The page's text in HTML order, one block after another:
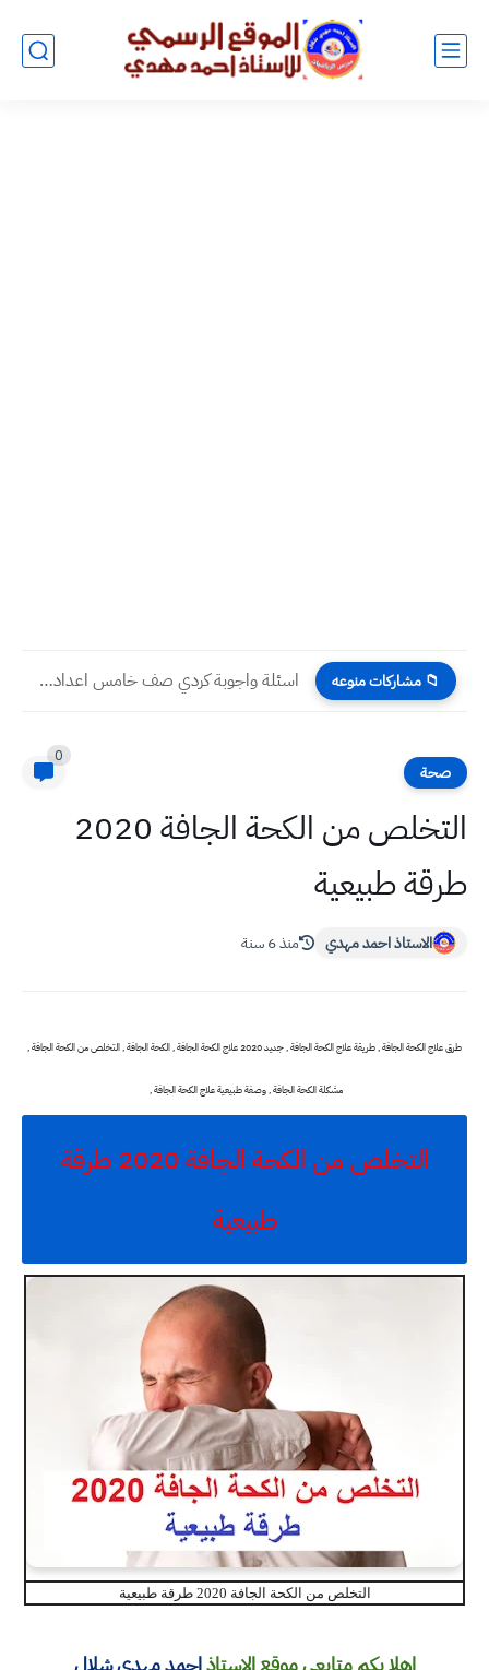
📁 مشاركات منوعه اسئلة واجوبة كردي صف خامس اعدادي نصف السنة 2022 نهاية...
صحة
0
التخلص من الكحة الجافة 2020
طرقة طبيعية
الاستاذ احمد مهدي منذ 6 سنة
طرقعلاج الكحة الجافة , طريقةعلاج الكحة الجافة , جديد 2020 علاج الكحة الجافة ,الكحة الجافة , التخلص منالكحة الجافة ,
مشكلةالكحة الجافة , وصفة طبيعية علاجالكحة الجافة ,
التخلص من الكحة الجافة 2020 طرقة
طبيعية
التخلص من الكحة الجافة 2020 طرقة طبيعية
اهلا بكم متابعي موقع الاستاذاحمد مهدي شلال